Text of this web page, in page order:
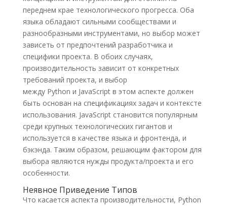
переднем крае технологического прогресса. Оба
языка обладают сильными сообществами и
разнообразными инструментами, но выбор может
зависеть от предпочтений разработчика и
специфики проекта. В обоих случаях,
производительность зависит от конкретных
требований проекта, и выбор
между Python и JavaScript в этом аспекте должен
быть основан на спецификациях задач и контексте
использования. JavaScript становится популярным
среди крупных технологических гигантов и
используется в качестве языка и фронтенда, и
бэкэнда. Таким образом, решающим фактором для
выбора являются нужды продукта/проекта и его
особенности.
Неявное Приведение Типов
Что касается аспекта производительности, Python